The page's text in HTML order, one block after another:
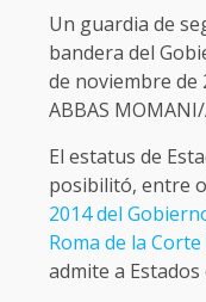
Un guardia de
bandera del
de noviembre de
ABBAS
El estatus de
posibilitó, entre
2014 del
Roma de la
admite a